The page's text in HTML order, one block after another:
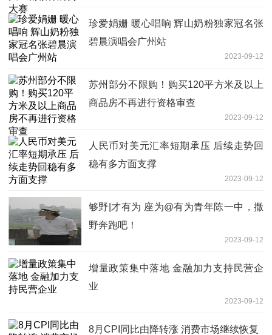
珍爱娟姗 暖心唱响 辉山奶粉独家冠名张
碧晨演唱会广州站
2023-09-12
苏州部分不限购！购买120平方米及以上
商品房不再进行资格审查
2023-09-12
人民币对美元汇率短期承压 后续走势回
稳有多方面支撑
2023-09-12
够野|才有为 座为@有为青年陈一中，撒
野奔跑吧！
2023-09-12
增量政策集中落地 金融加力支持民营企
业
2023-09-12
8月CPI同比由降转涨 消费市场继续恢复